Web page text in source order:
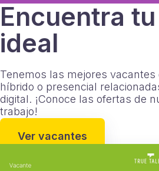
Encuentra tu
ideal
Tenemos las mejores
híbrido o presencial
digital. ¡Conoce las ofertas de
trabajo!
Ver vacantes